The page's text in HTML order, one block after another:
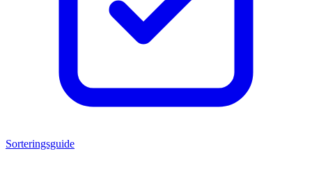
Sorteringsguide